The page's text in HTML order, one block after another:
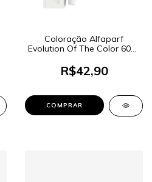
Coloração Alfaparf
Evolution Of The Color 60ml
Cinza Dourado
R$42,90